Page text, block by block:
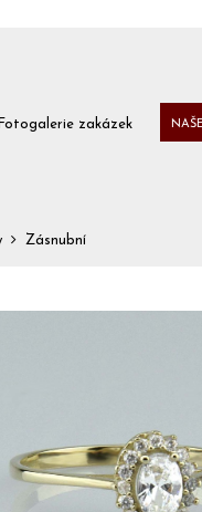
Fotogalerie zakázek
Zásnubní